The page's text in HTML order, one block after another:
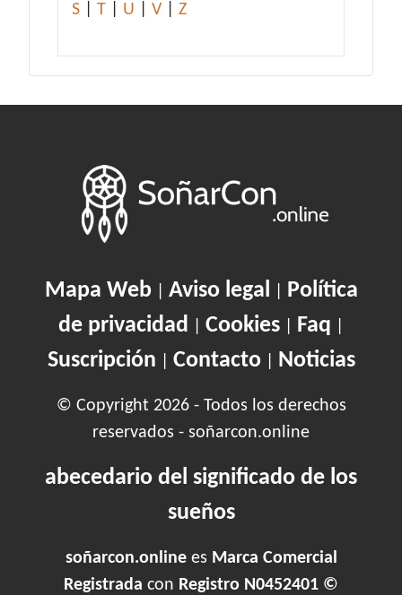
S
T U V Z
Mapa Web| Aviso legal
Política
de privacidad
Cookies Faq
Suscripción Contacto| Noticias
© Copyright 2026 - Todos los derechos
reservados - soñarcon.online
abecedario del significado de los
sueños
soñarcon.onlinees Marca Comercial
Registrada con Registro N0452401 ©